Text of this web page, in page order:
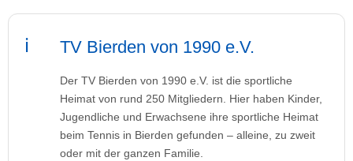
TV Bierden von 1990 e.V.
Der TV Bierden von 1990 e.V. ist die sportliche
Heimat von rund 250 Mitgliedern. Hier haben Kinder,
Jugendliche und Erwachsene ihre sportliche Heimat
beim Tennis in Bierden gefunden – alleine, zu zweit
oder mit der ganzen Familie.